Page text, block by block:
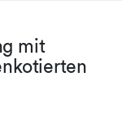
mit